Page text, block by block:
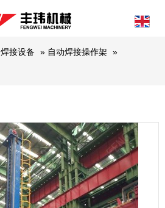
焊接设备 » 自动焊接操作架
»